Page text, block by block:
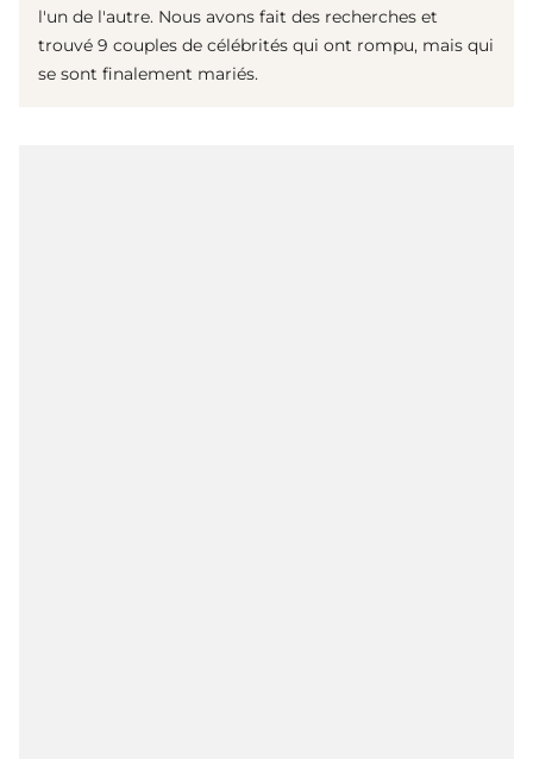
l'un de l'autre. Nous avons fait des recherches et
trouvé 9 couples de célébrités qui ont rompu, mais qui
se sont finalement mariés.